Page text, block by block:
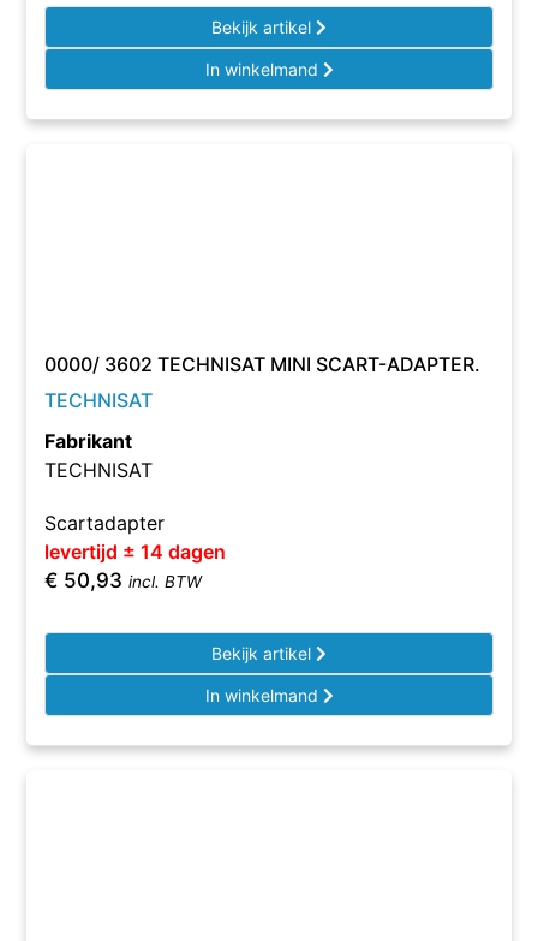
Bekijk artikel
In winkelmand
0000/ 3602 TECHNISAT MINI SCART-ADAPTER.
TECHNISAT
Fabrikant
TECHNISAT
Scartadapter
levertijd ± 14 dagen
€ 50,93 incl. BTW
Bekijk artikel
In winkelmand